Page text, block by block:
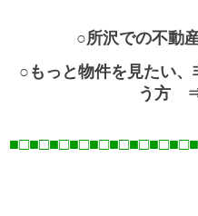
○所沢での不
○もっと物件を見たい
う方